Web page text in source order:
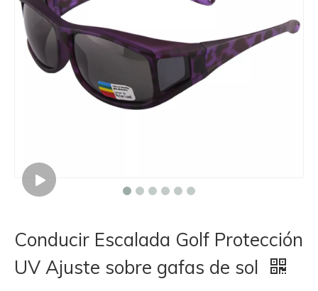
Conducir Escalada Golf Protección
UV Ajuste sobre gafas de sol